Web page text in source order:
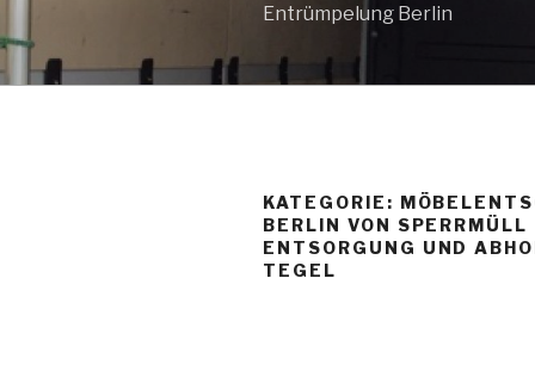
Entrümpelung Berlin
KATEGORIE:
BERLIN VON SPERRMÜLL
ENTSORGUNG UND
TEGEL